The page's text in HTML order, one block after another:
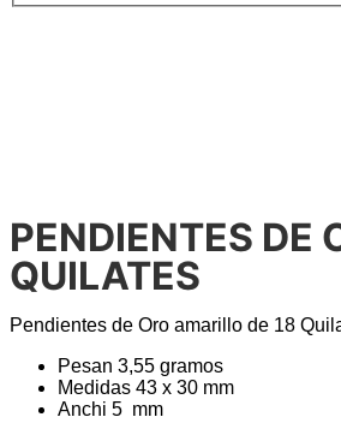
PENDIENTES DE
QUILATES
Pendientes de Oro amarillo de 18
Pesan 3,55 gramos
Medidas 43 x 30 mm
Anchi 5 mm